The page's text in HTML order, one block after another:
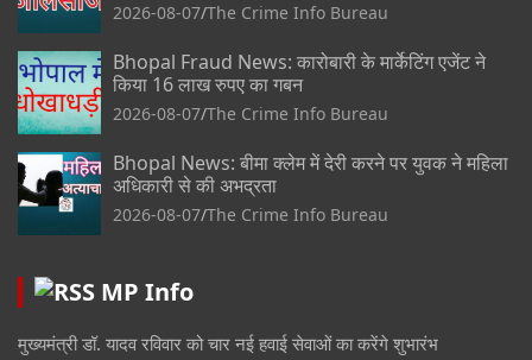
2026-08-07 The Crime Info Bureau
Bhopal Fraud News: कारोबारी के मार्केटिंग एजेंट ने
किया 16 लाख रुपए का गबन
2026-08-07 The Crime Info Bureau
Bhopal News: बीमा क्लेम में देरी करने पर युवक ने महिला
अधिकारी से की अभद्रता
2026-08-07 The Crime Info Bureau
MP Info
मुख्यमंत्री डॉ. यादव रविवार को चार नई हवाई सेवाओं का करेंगे शुभारंभ